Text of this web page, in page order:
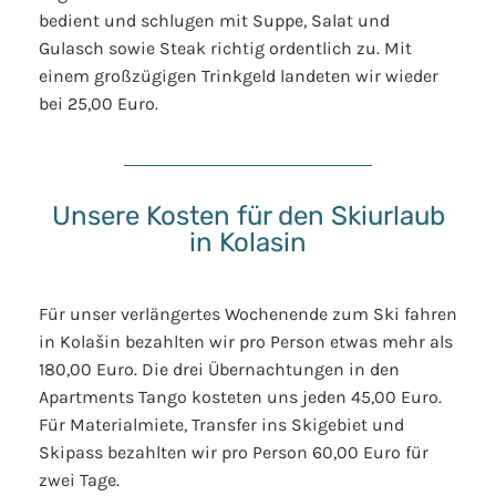
bedient und schlugen mit Suppe, Salat und
Gulasch sowie Steak richtig ordentlich zu. Mit
einem großzügigen Trinkgeld landeten wir wieder
bei 25,00 Euro.
Unsere Kosten für den Skiurlaub
in Kolasin
Für unser verlängertes Wochenende zum Ski fahren
in Kolašin bezahlten wir pro Person etwas mehr als
180,00 Euro. Die drei Übernachtungen in den
Apartments Tango kosteten uns jeden 45,00 Euro.
Für Materialmiete, Transfer ins Skigebiet und
Skipass bezahlten wir pro Person 60,00 Euro für
zwei Tage.